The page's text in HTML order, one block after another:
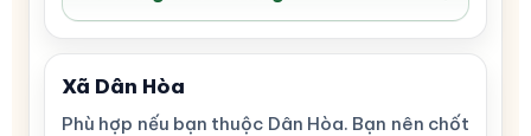
Xã Dân Hòa
Phù hợp nếu bạn thuộc Dân Hòa. Bạn nên chốt